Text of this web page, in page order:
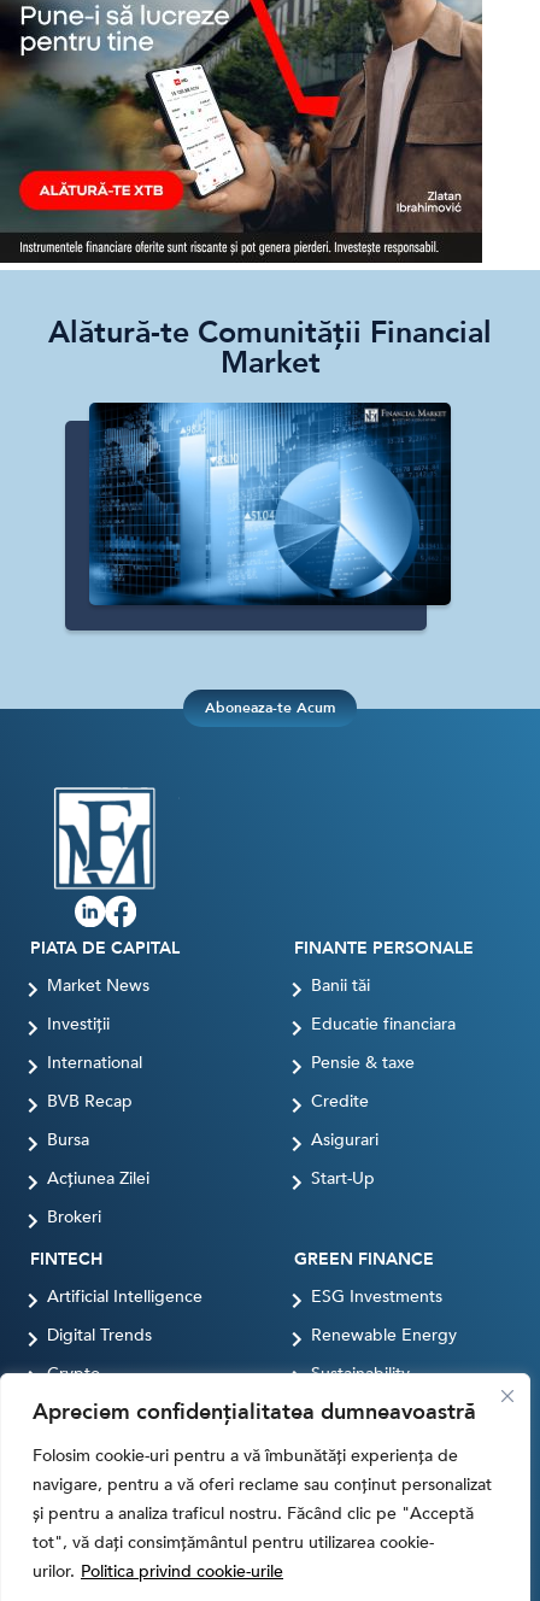
Apreciem confidențialitatea dumneavoastră
Folosim cookie-uri pentru a vă îmbunătăți experiența de
navigare, pentru a vă oferi reclame sau conținut personalizat
și pentru a analiza traficul nostru. Făcând clic pe "Acceptă
tot", vă dați consimțământul pentru utilizarea cookie-
urilor. Politica privind cookie-urile
Alătură-te Comunității Financial
Market
Aboneaza-te Acum
PIATA DE CAPITAL
Market News
Investiții
International
BVB Recap
Bursa
Acțiunea Zilei
Brokeri
BROKERI
FINANTE PERSONALE
Banii tăi
Educatie financiara
Pensie & taxe
Credite
Asigurari
Start-Up
FINTECH
Artificial Intelligence
Digital Trends
Crypto
Digital payments
TERMENUL ZILEI
GREEN FINANCE
ESG Investments
Renewable Energy
Sustainability
Termeni si conditii
Politica de Confidentialitate